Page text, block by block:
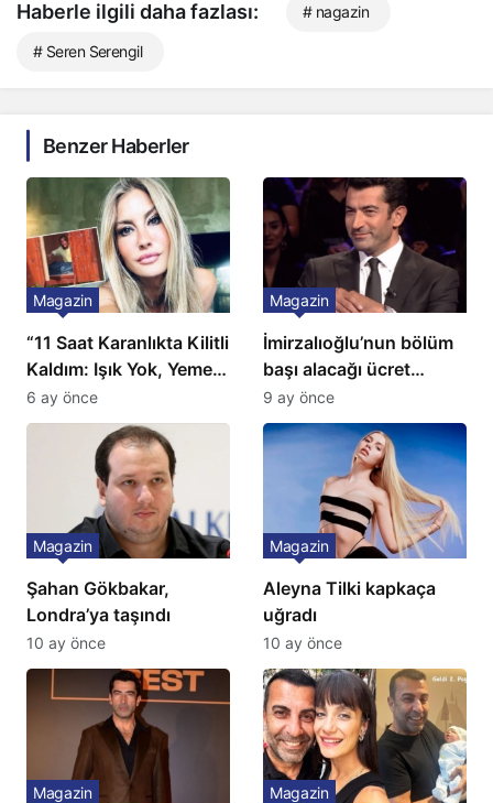
Haberle ilgili daha fazlası: # nagazin
# Seren Serengil
Benzer Haberler
“11 Saat Karanlıkta Kilitli
Kaldım: Işık Yok, Yemek
Yok, Tuvalet Yok!”
Çağla Şikel’den Şok
Magazin
6 ay önce
İmirzalıoğlu’nun bölüm
başı alacağı ücret
Türkiye’de bir ilk:
Gözünü 2 ilçeye dikti!
Magazin
9 ay önce
Şahan Gökbakar,
Londra’ya taşındı
Magazin
10 ay önce
Aleyna Tilki kapkaça
uğradı
Magazin
10 ay önce
Magazin Magazin